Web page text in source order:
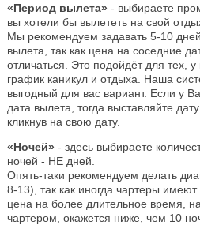
«Период вылета» - выбираете
вы хотели бы вылететь на свой
Мы рекомендуем задавать 5-10
вылета, так как цена на соседние
отличаться. Это подойдёт для тех,
график каникул и отдыха. Наша
выгодный для вас вариант. Если у
дата вылета, тогда выставляйте
кликнув на свою дату.
«Ночей» - здесь выбираете
ночей - НЕ дней.
Опять-таки рекомендуем делать
8-13), так как иногда чартеры
цена на более длительное время,
чартером, окажется ниже, чем 10